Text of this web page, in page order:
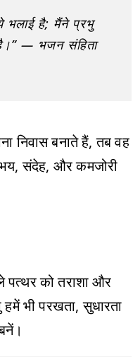
भलाई है; मैंने प्रभु
— भजन संहिता
निवास बनाते हैं, तब वह
भय, संदेह, और कमजोरी
पत्थर को तराशा और
भी परखता, सुधारता